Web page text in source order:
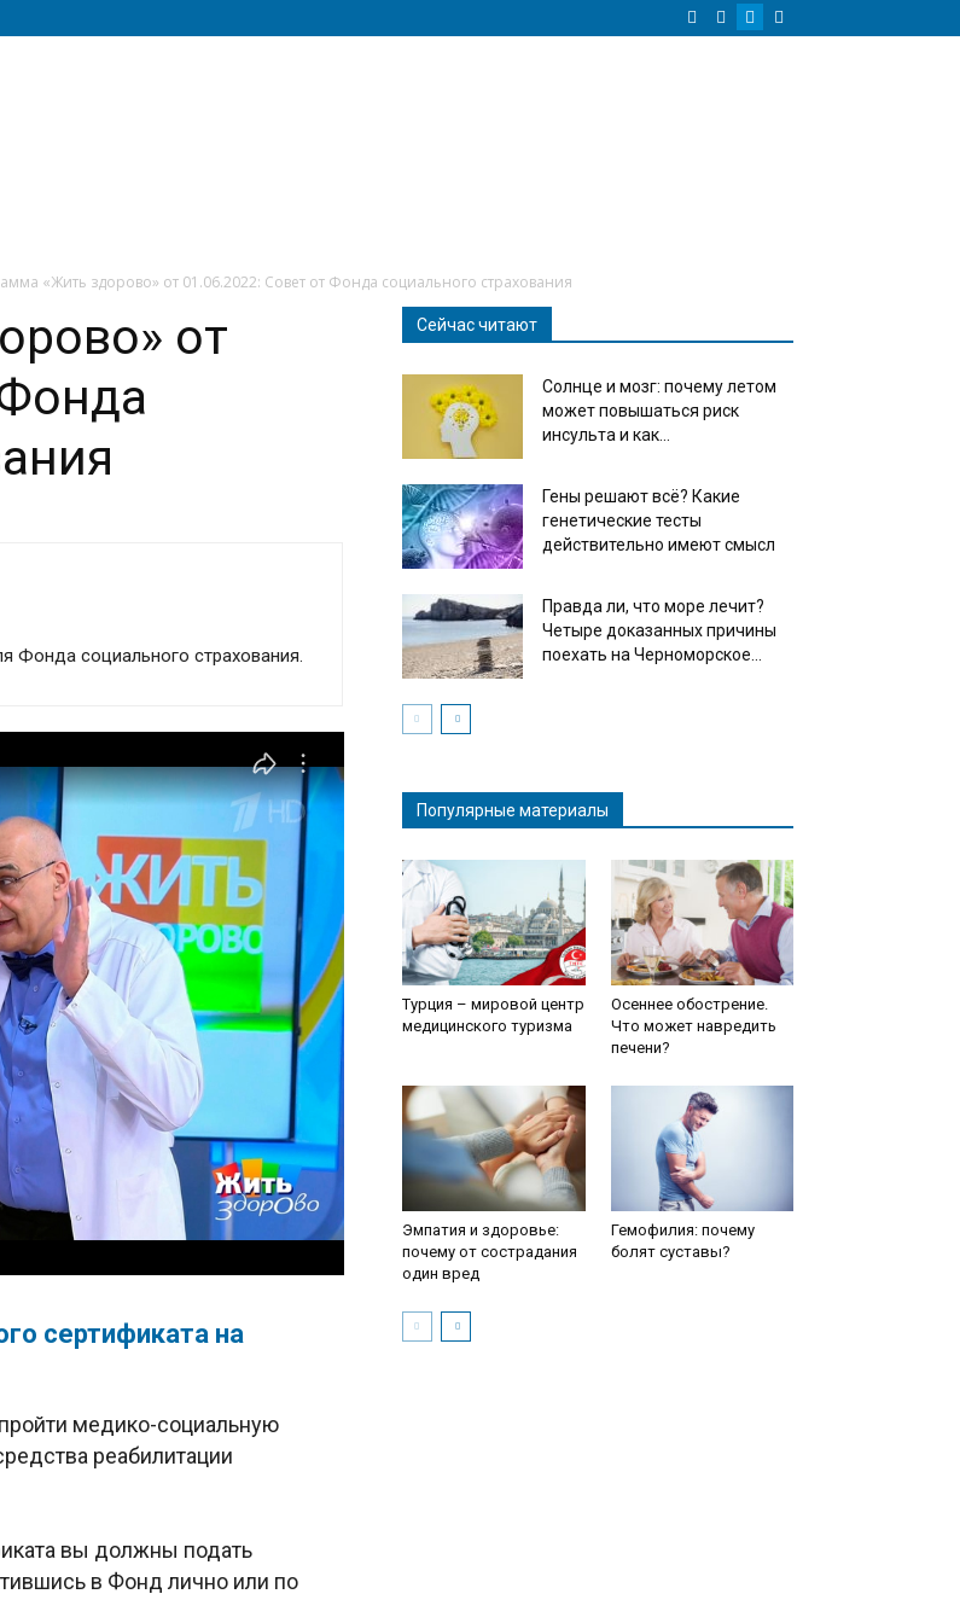
«Жить здорово» от 01.06.2022: Совет от Фонда социального страхования
от
Фонда социального страхования.
сертификата на
медико-социальную
реабилитации
вы должны подать
в Фонд лично или по
Сейчас читают
Солнце и мозг: почему летом
может повышаться риск
инсульта и как...
Гены решают всё? Какие
генетические тесты
действительно имеют смысл
Правда ли, что море лечит?
Четыре доказанных причины
поехать на Черноморское...
Популярные материалы
Турция – мировой центр
медицинского туризма
Осеннее обострение.
Что может навредить
печени?
Эмпатия и здоровье:
почему от сострадания
один вред
Гемофилия: почему
болят суставы?